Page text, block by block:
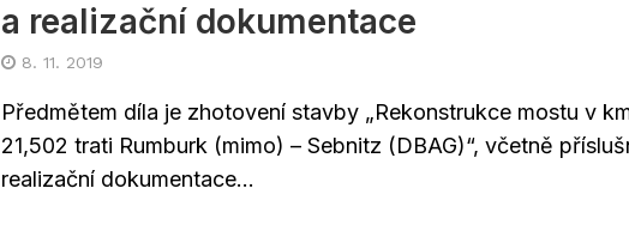
a realizační dokumentace
8. 11. 2019
Předmětem díla je zhotovení stavby „Rekonstrukce mostu v
21,502 trati Rumburk (mimo) – Sebnitz (DBAG)“, včetně
realizační dokumentace...